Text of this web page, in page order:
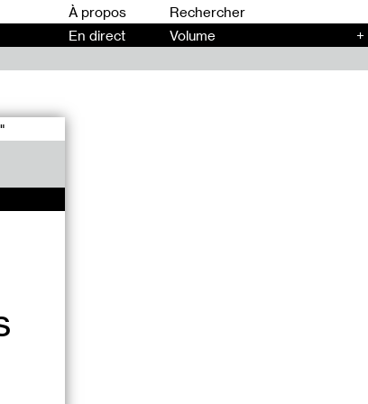
À propos
En direct Volume +